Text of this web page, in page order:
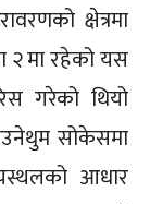
क्षेत्रमा
२ मा रहेको यस
गरेको थियो
सोकेसमा
आधार